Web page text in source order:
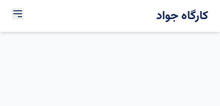
کارگاه جواد